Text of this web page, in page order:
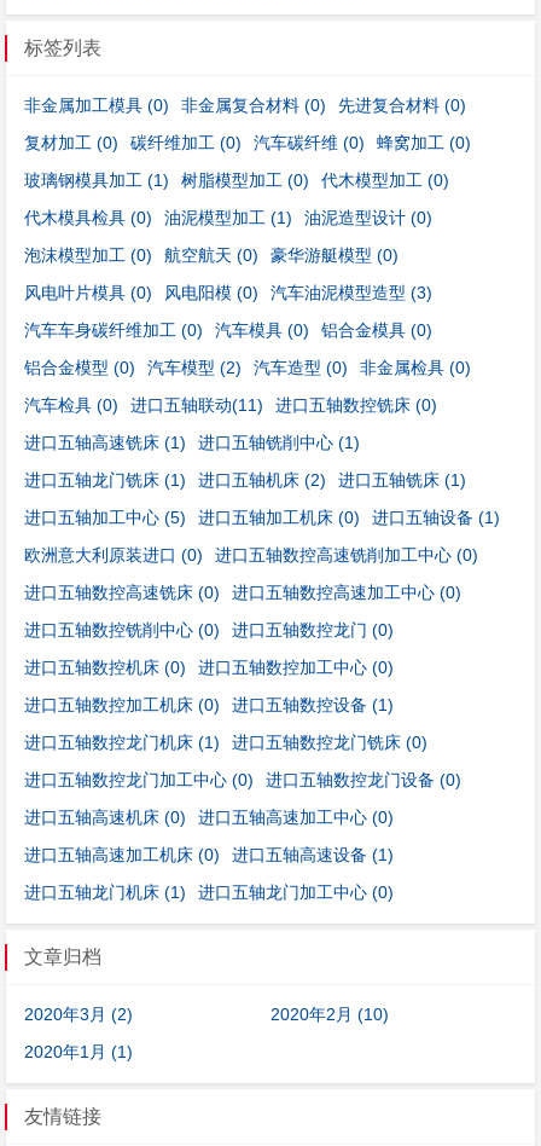
标签列表
非金属加工模具 (0) 非金属复合材料 (0) 先进复合材料 (0)
复材加工 (0) 碳纤维加工 (0) 汽车碳纤维 (0) 蜂窝加工 (0)
玻璃钢模具加工 (1) 树脂模型加工 (0) 代木模型加工 (0)
代木模具检具 (0) 油泥模型加工 (1) 油泥造型设计 (0)
泡沫模型加工 (0) 航空航天 (0) 豪华游艇模型 (0)
风电叶片模具 (0) 风电阳模 (0) 汽车油泥模型造型 (3)
汽车车身碳纤维加工 (0) 汽车模具 (0) 铝合金模具 (0)
铝合金模型 (0) 汽车模型 (2) 汽车造型 (0) 非金属检具 (0)
汽车检具 (0) 进口五轴联动(11) 进口五轴数控铣床 (0)
进口五轴高速铣床 (1) 进口五轴铣削中心 (1)
进口五轴龙门铣床 (1) 进口五轴机床 (2) 进口五轴铣床 (1)
进口五轴加工中心 (5) 进口五轴加工机床 (0) 进口五轴设备 (1)
欧洲意大利原装进口 (0) 进口五轴数控高速铣削加工中心 (0)
进口五轴数控高速铣床 (0) 进口五轴数控高速加工中心 (0)
进口五轴数控铣削中心 (0) 进口五轴数控龙门 (0)
进口五轴数控机床 (0) 进口五轴数控加工中心 (0)
进口五轴数控加工机床 (0) 进口五轴数控设备 (1)
进口五轴数控龙门机床 (1) 进口五轴数控龙门铣床 (0)
进口五轴数控龙门加工中心 (0) 进口五轴数控龙门设备 (0)
进口五轴高速机床 (0) 进口五轴高速加工中心 (0)
进口五轴高速加工机床 (0) 进口五轴高速设备 (1)
进口五轴龙门机床 (1) 进口五轴龙门加工中心 (0)
文章归档
2020年3月 (2)
2020年2月 (10)
2020年1月 (1)
友情链接